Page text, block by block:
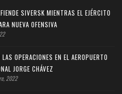
SIVERSK MIENTRAS EL EJÉRCITO
NUEVA OFENSIVA
OPERACIONES EN EL AEROPUERTO
JORGE CHÁVEZ
2022